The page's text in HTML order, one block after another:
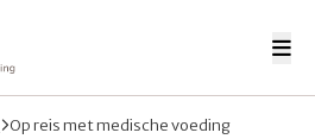
Op reis met medische voeding